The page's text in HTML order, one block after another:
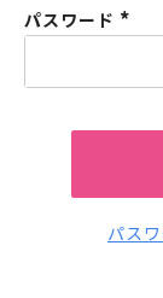
パスワード
パス